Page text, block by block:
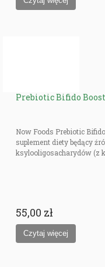
Prebiotic Bifido
Now Foods Prebiotic
suplement diety będący
ksylooligosacharydów (z
55,00 zł